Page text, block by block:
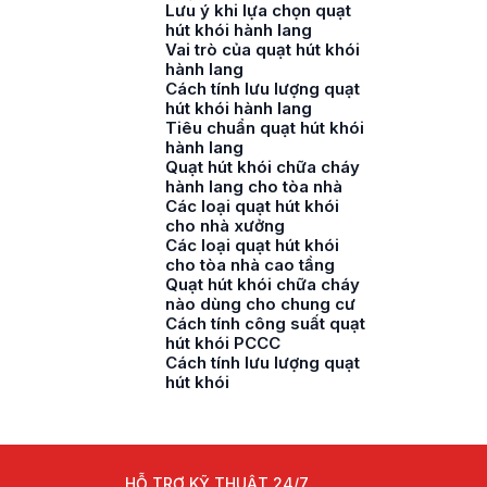
Lưu ý khi lựa chọn quạt
hút khói hành lang
Vai trò của quạt hút khói
hành lang
Cách tính lưu lượng quạt
hút khói hành lang
Tiêu chuẩn quạt hút khói
hành lang
Quạt hút khói chữa cháy
hành lang cho tòa nhà
Các loại quạt hút khói
cho nhà xưởng
Các loại quạt hút khói
cho tòa nhà cao tầng
Quạt hút khói chữa cháy
nào dùng cho chung cư
Cách tính công suất quạt
hút khói PCCC
Cách tính lưu lượng quạt
hút khói
HỖ TRỢ KỸ THUẬT 24/7